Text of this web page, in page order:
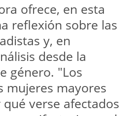
ofrece, en esta
reflexión sobre las
y, en
desde la
género. "Los
mujeres mayores
verse afectados